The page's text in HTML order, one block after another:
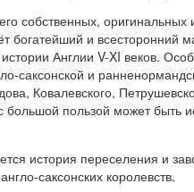
собственных,
богатейший и всесторонний
Англии V-XI веков.
саксонской и
Ковалевского,
большой пользой может быть
история переселения и
саксонских королевств.